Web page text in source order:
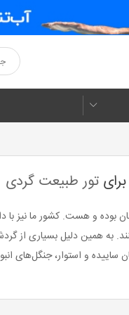
تور طبیعت گردی
و هست. کشور ما نیز با
به همین دلیل بسیاری از
ساییده و استوار، جنگل‌های